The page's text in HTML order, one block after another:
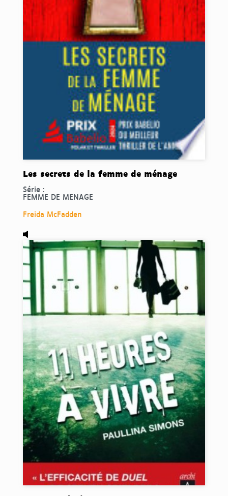
Les secrets de la femme de ménage
Série :
FEMME DE MENAGE
Freida McFadden
Audio,
11 heures à vivre, de Paullina Simons.